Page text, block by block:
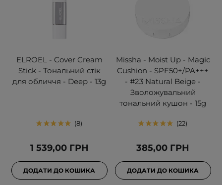
ELROEL - Cover Cream
Stick - Тональний стік
для обличчя - Deep - 13g
8
1 539,00 ГРН
ДОДАТИ ДО КОШИКА
Missha - Moist Up - Magic
Cushion - SPF50+/PA+++
- #23 Natural Beige -
Зволожувальний
тональний кушон - 15g
22
385,00 ГРН
ДОДАТИ ДО КОШИКА